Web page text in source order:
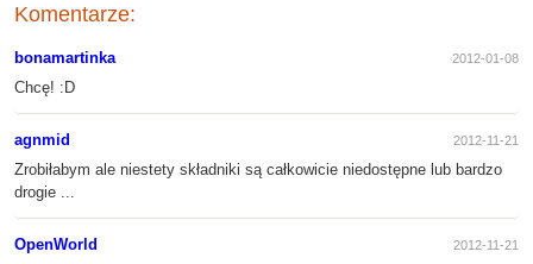
Komentarze:
bonamartinka 2012-01-08
Chcę! :D
agnmid 2012-11-21
Zrobiłabym ale niestety składniki są całkowicie niedostępne lub bardzo
drogie ...
OpenWorld 2012-11-21